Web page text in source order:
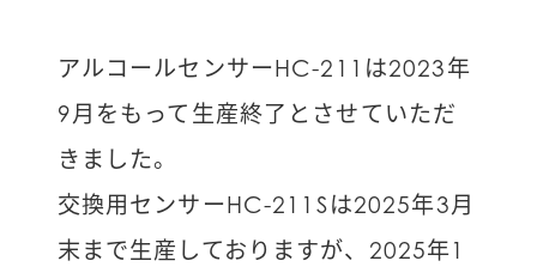
アルコールセンサーHC-211は2023年
9月をもって生産終了とさせていただ
きました。
交換用センサーHC-211Sは2025年3月
末まで生産しておりますが、2025年1